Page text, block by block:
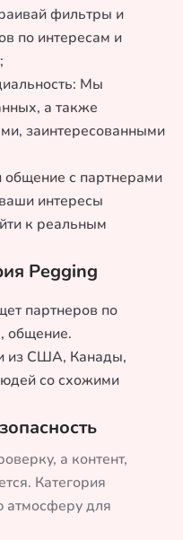
фильтры и
по интересам и
Мы
а также
заинтересованными
с партнерами
интересы
к реальным
Pegging
партнеров по
общение.
из США, Канады,
со схожими
а контент,
Категория
атмосферу для